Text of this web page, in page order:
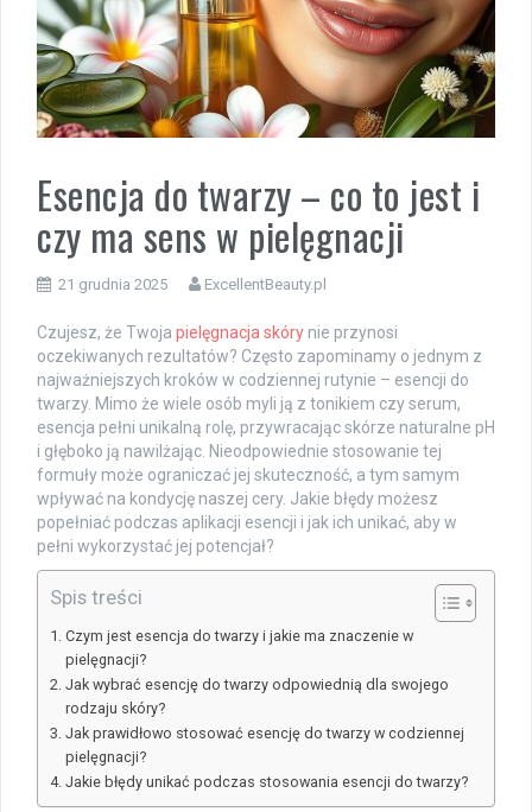
Esencja do twarzy – co to jest i
czy ma sens w pielęgnacji
21 grudnia 2025 ExcellentBeauty.pl
Czujesz, że Twoja pielęgnacja skóry nie przynosi
oczekiwanych rezultatów? Często zapominamy o jednym z
najważniejszych kroków w codziennej rutynie – esencji do
twarzy. Mimo że wiele osób myli ją z tonikiem czy serum,
esencja pełni unikalną rolę, przywracając skórze naturalne pH
i głęboko ją nawilżając. Nieodpowiednie stosowanie tej
formuły może ograniczać jej skuteczność, a tym samym
wpływać na kondycję naszej cery. Jakie błędy możesz
popełniać podczas aplikacji esencji i jak ich unikać, aby w
pełni wykorzystać jej potencjał?
Spis treści
Czym jest esencja do twarzy i jakie ma znaczenie w
pielęgnacji?
Jak wybrać esencję do twarzy odpowiednią dla swojego
rodzaju skóry?
Jak prawidłowo stosować esencję do twarzy w codziennej
pielęgnacji?
Jakie błędy unikać podczas stosowania esencji do twarzy?